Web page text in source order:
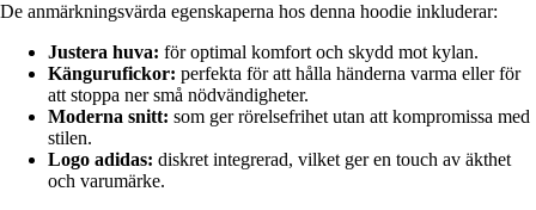
De anmärkningsvärda egenskaperna hos denna hoodie inkluderar:
Justera huva: för optimal komfort och skydd mot kylan.
Kängurufickor: perfekta för att hålla händerna varma eller för
att stoppa ner små nödvändigheter.
Moderna snitt: som ger rörelsefrihet utan att kompromissa med
stilen.
Logo adidas: diskret integrerad, vilket ger en touch av äkthet
och varumärke.